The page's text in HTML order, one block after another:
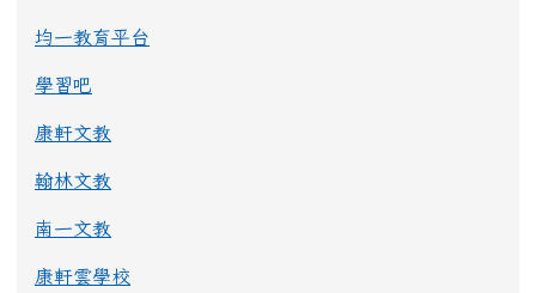
均一教育平台
學習吧
康軒文教
翰林文教
南一文教
康軒雲學校